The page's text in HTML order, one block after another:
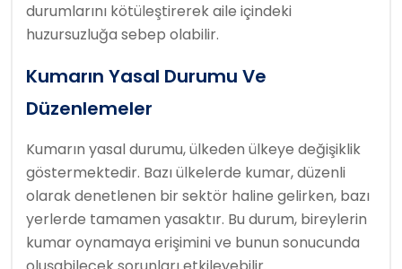
durumlarını kötüleştirerek aile içindeki
huzursuzluğa sebep olabilir.
Kumarın Yasal Durumu Ve
Düzenlemeler
Kumarın yasal durumu, ülkeden ülkeye değişiklik
göstermektedir. Bazı ülkelerde kumar, düzenli
olarak denetlenen bir sektör haline gelirken, bazı
yerlerde tamamen yasaktır. Bu durum, bireylerin
kumar oynamaya erişimini ve bunun sonucunda